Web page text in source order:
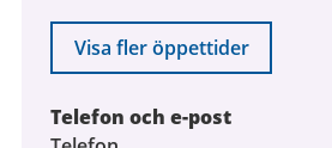
Visa fler öppettider
Telefon och e-post